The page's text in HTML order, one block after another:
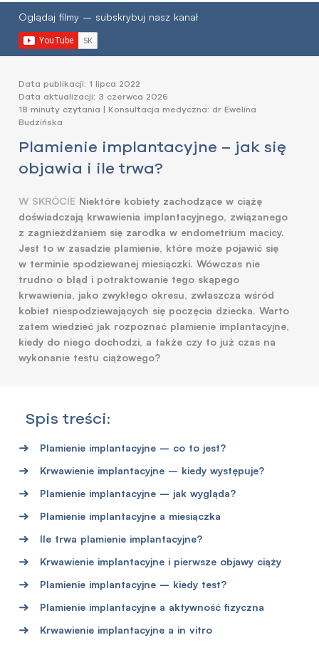
Oglądaj filmy – subskrybuj nasz kanał
Data publikacji: 1 lipca 2022
Data aktualizacji: 3 czerwca 2026
18 minuty czytania | Konsultacja medyczna: dr Ewelina
Budzińska
Plamienie implantacyjne – jak się
objawia i ile trwa?
W SKRÓCIE Niektóre kobiety zachodzące w ciążę
doświadczają krwawienia implantacyjnego, związanego
z zagnieżdżaniem się zarodka w endometrium macicy.
Jest to w zasadzie plamienie, które może pojawić się
w terminie spodziewanej miesiączki. Wówczas nie
trudno o błąd i potraktowanie tego skąpego
krwawienia, jako zwykłego okresu, zwłaszcza wśród
kobiet niespodziewających się poczęcia dziecka. Warto
zatem wiedzieć jak rozpoznać plamienie implantacyjne,
kiedy do niego dochodzi, a także czy to już czas na
wykonanie testu ciążowego?
Spis treści:
Plamienie implantacyjne – co to jest?
Krwawienie implantacyjne – kiedy występuje?
Plamienie implantacyjne – jak wygląda?
Plamienie implantacyjne a miesiączka
Ile trwa plamienie implantacyjne?
Krwawienie implantacyjne i pierwsze objawy ciąży
Plamienie implantacyjne – kiedy test?
Plamienie implantacyjne a aktywność fizyczna
Krwawienie implantacyjne a in vitro